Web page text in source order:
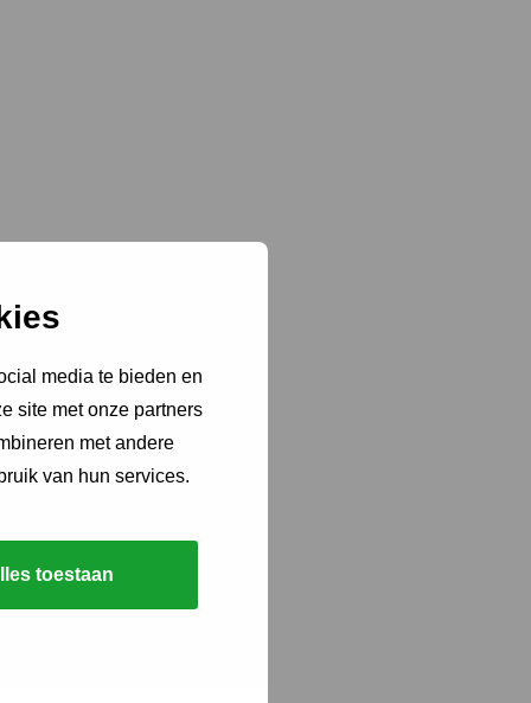
media te bieden en
site met onze partners
met andere
van hun services.
toestaan